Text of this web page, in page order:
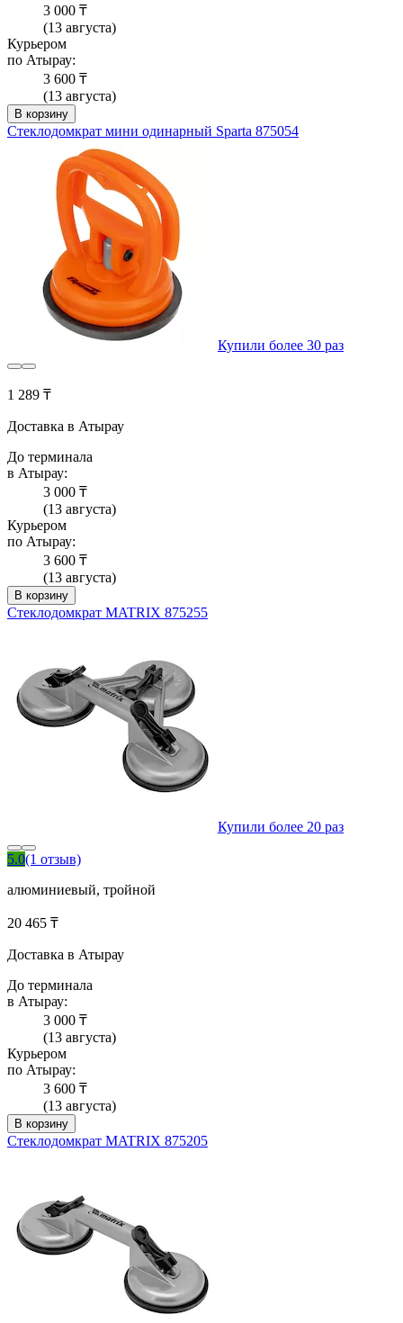
3 000 ₸
(13 августа)
Курьером
по Атырау:
3 600 ₸
(13 августа)
В корзину
Стеклодомкрат мини одинарный Sparta 875054
Купили более 30 раз
1 289 ₸
Доставка в Атырау
До терминала
в Атырау:
3 000 ₸
(13 августа)
Курьером
по Атырау:
3 600 ₸
(13 августа)
В корзину
Стеклодомкрат MATRIX 875255
Купили более 20 раз
5.0(1 отзыв)
алюминиевый, тройной
20 465 ₸
Доставка в Атырау
До терминала
в Атырау:
3 000 ₸
(13 августа)
Курьером
по Атырау:
3 600 ₸
(13 августа)
В корзину
Стеклодомкрат MATRIX 875205